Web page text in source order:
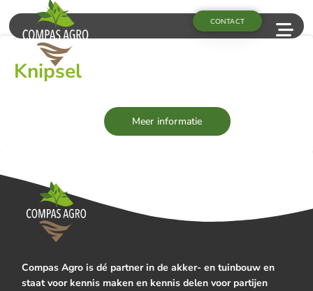
CONTACT
Knipsel
Meer informatie
Compas Agro is dé partner in de akker- en tuinbouw en
staat voor kennis maken en kennis delen voor partijen